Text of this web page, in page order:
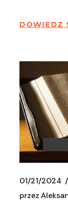
DOWIEDZ
01/21/2024
przez